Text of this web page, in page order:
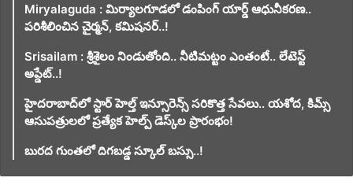
Miryalaguda : మిర్యాలగూడలో డంపింగ్ యార్డ్ ఆధునీకరణ..
పరిశీలించిన చైర్మన్, కమిషనర్..!
Srisailam : శ్రీశైలం నిండుతోంది.. నీటిమట్టం ఎంతంటే.. లేటెస్ట్
అప్డేట్..!
హైదరాబాద్‌లో స్టార్ హెల్త్ ఇన్సూరెన్స్ సరికొత్త సేవలు.. యశోద, కిమ్స్
ఆసుపత్రులలో ప్రత్యేక హెల్ప్ డెస్క్‌ల ప్రారంభం!
బురద గుంతలో దిగబడ్డ స్కూల్ బస్సు..!